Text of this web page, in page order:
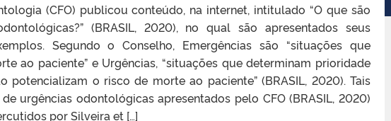
(CFO) publicou conteúdo, na internet, intitulado “O que são
(BRASIL, 2020), no qual são apresentados seus
Segundo o Conselho, Emergências são “situações que
ao paciente” e Urgências, “situações que determinam prioridade
potencializam o risco de morte ao paciente” (BRASIL, 2020). Tais
urgências odontológicas apresentados pelo CFO (BRASIL, 2020)
por Silveira et […]